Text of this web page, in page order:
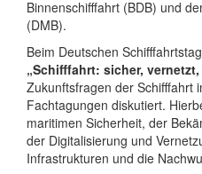
Binnenschifffahrt (BDB) und
(DMB).
Beim Deutschen
„Schifffahrt: sicher,
Zukunftsfragen der Schifffahrt
Fachtagungen diskutiert.
maritimen Sicherheit, der
der Digitalisierung und
Infrastrukturen und die